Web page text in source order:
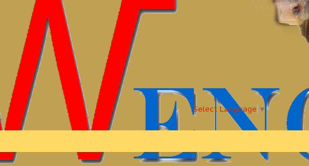
Select Language ▼